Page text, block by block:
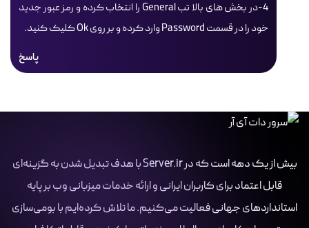
4-در بخش های بالا تب General را انتخاب کرده و رمز عبور جدید
خود را در قسمت Password وارد کرده و بر روی Ok کلیک کنید.
پاسخ
بیش از یک دهه است که در Server.ir با هدف تبدیل شدن به گزینه‌ای
قابل اعتماد برای کاربران ایرانی و ارائه خدمات میزبانی وب بر پایه
استانداردهای جهانی فعالیت می‌کنیم. ما تلاش کرده‌ایم با بومی‌سازی